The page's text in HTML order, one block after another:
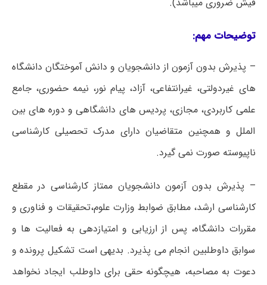
توضیحات مهم:
– پذیرش بدون آزمون از دانشجویان و دانش آموختگان دانشگاه
های غیردولتی، غیرانتفاعی، آزاد، پیام نور، نیمه حضوری، جامع
علمی کاربردی، مجازی، پردیس های دانشگاهی و دوره های بین
الملل و همچنین متقاضیان دارای مدرک تحصیلی کارشناسی
ناپیوسته صورت نمی گیرد.
– پذیرش بدون آزمون دانشجویان ممتاز کارشناسی در مقطع
کارشناسی ارشد، مطابق ضوابط وزارت علوم،تحقیقات و فناوری و
مقررات دانشگاه، پس از ارزیابی و امتیازدهی به فعالیت ها و
سوابق داوطلبین انجام می پذیرد. بدیهی است تشکیل پرونده و
دعوت به مصاحبه، هیچگونه حقی برای داوطلب ایجاد نخواهد